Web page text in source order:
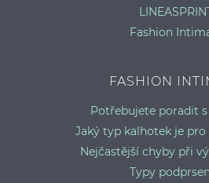
Fashion
FASHION
Potřebujete poradit
Jaký typ kalhotek je pro
Nejčastější chyby při
Typy